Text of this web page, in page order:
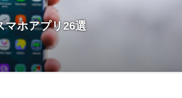
マホアプリ26選